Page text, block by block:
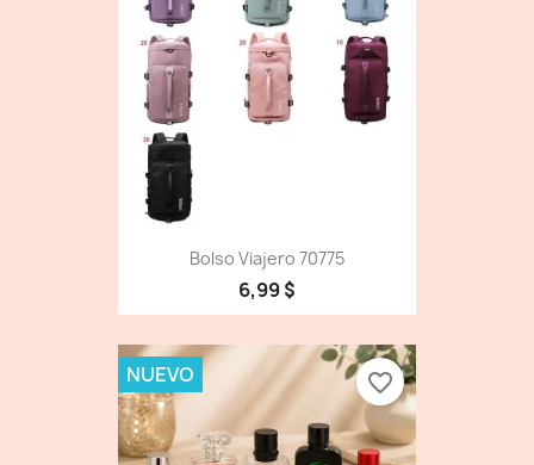
Bolso Viajero 70775
6,99 $
NUEVO favorite_border